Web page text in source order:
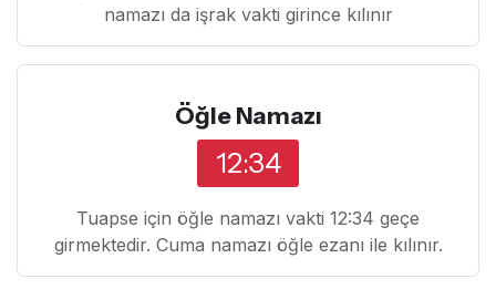
namazı da işrak vakti girince kılınır
Öğle Namazı
12:34
Tuapse için öğle namazı vakti 12:34 geçe
girmektedir. Cuma namazı öğle ezanı ile kılınır.